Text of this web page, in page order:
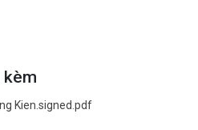
kèm
Kien.signed.pdf